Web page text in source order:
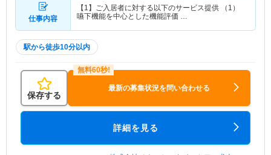
仕事内容
【1】ご入居者に対する以下のサービス提供 （1）
嚥下機能を中心とした機能評価 …
駅から徒歩10分以内
保存する
最新の募集状況を問い合わせる
詳細を見る